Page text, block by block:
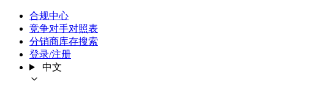
合规中心
竞争对手对照表
分销商库存搜索
登录/注册
中文